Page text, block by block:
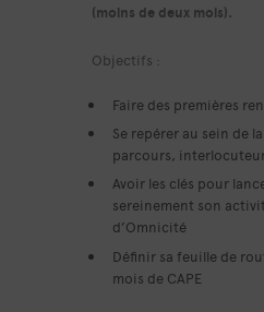
(moins de deux mois).
Objectifs :
Faire des premières
Se repérer au sein de
parcours,
Avoir les clés pour
sereinement son
d’Omnicité
Définir sa feuille de
mois de CAPE